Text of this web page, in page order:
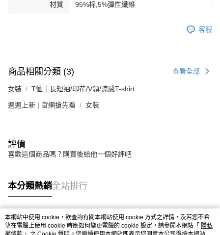
材質 95%棉,5%彈性纖維
客服
商品相關分類 (3) 查看全部
女裝 T恤｜長短袖/印花/V領/涼感T-shirt
週週上新 | 官網搶先看 女裝
評價
喜歡這個商品嗎？購買後給他一個好評吧
本分類熱銷全站排行
熱門標籤
本網站中使用 cookie，欲查詢有關本網站使用 cookie 方式之詳情，及若您不希
望在電腦上使用 cookie 時應如何變更電腦的 cookie 設定，請參閱本網站「 隱私